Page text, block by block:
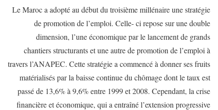
Le Maroc a adopté au début du troisième millénaire une stratégie
de promotion de l’emploi. Celle- ci repose sur une double
dimension, l’une économique par le lancement de grands
chantiers structurants et une autre de promotion de l’emploi à
travers l’ANAPEC. Cette stratégie a commencé à donner ses fruits
matérialisés par la baisse continue du chômage dont le taux est
passé de 13,6% à 9,6% entre 1999 et 2008. Cependant, la crise
financière et économique, qui a entraîné l’extension progressive